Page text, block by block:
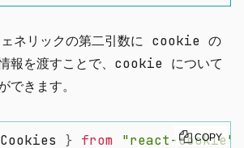
ネリックの第二引数に cookie の
報を渡すことで、cookie について
できます。
} from "react-cookie"
COPY